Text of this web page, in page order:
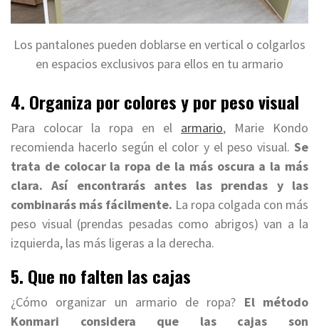
Los pantalones pueden doblarse en vertical o colgarlos
en espacios exclusivos para ellos en tu armario
4. Organiza por colores y por peso visual
Para colocar la ropa en el armario, Marie Kondo
recomienda hacerlo según el color y el peso visual. Se
trata de colocar la ropa de la más oscura a la más
clara. Así encontrarás antes las prendas y las
combinarás más fácilmente. La ropa colgada con más
peso visual (prendas pesadas como abrigos) van a la
izquierda, las más ligeras a la derecha.
5. Que no falten las cajas
¿Cómo organizar un armario de ropa? El método
Konmari considera que las cajas son